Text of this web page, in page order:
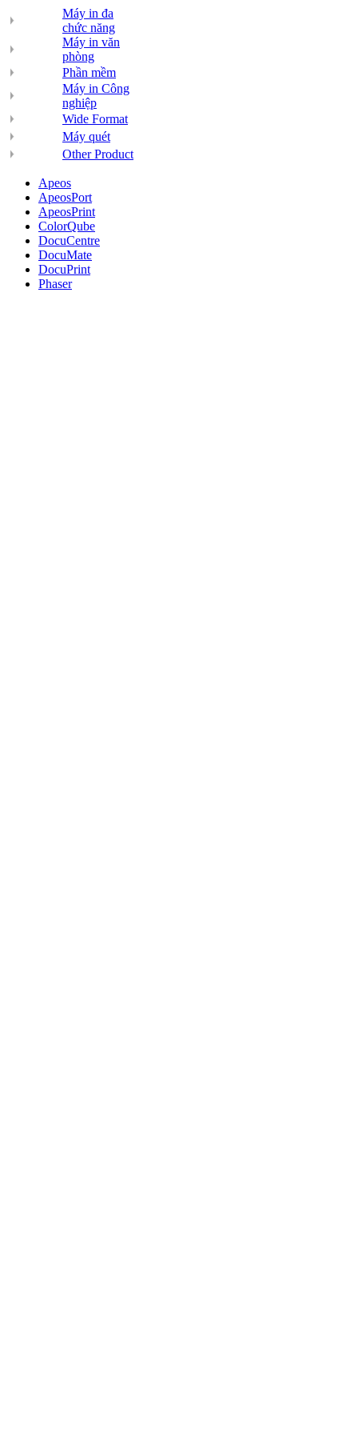
Máy in đa
chức năng
Máy in văn
phòng
Phần mềm
Máy in Công
nghiệp
Wide Format
Máy quét
Other Product
Apeos
ApeosPort
ApeosPrint
ColorQube
DocuCentre
DocuMate
DocuPrint
Phaser